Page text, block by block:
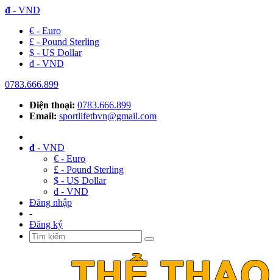
đ - VND
€ - Euro
£ - Pound Sterling
$ - US Dollar
đ - VND
0783.666.899
Điện thoại: 0783.666.899
Email: sportlifetbvn@gmail.com
đ - VND
€ - Euro
£ - Pound Sterling
$ - US Dollar
đ - VND
Đăng nhập
-
Đăng ký